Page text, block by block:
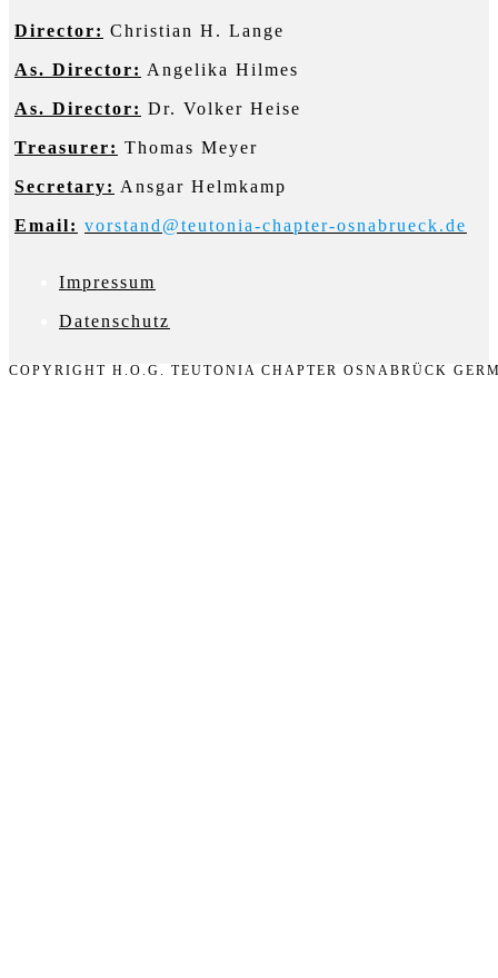
Director: Christian H. Lange
As. Director: Angelika Hilmes
As. Director: Dr. Volker Heise
Treasurer: Thomas Meyer
Secretary: Ansgar Helmkamp
Email: vorstand@teutonia-chapter-osnabrueck.de
Impressum
Datenschutz
COPYRIGHT H.O.G. TEUTONIA CHAPTER OSNABRÜCK